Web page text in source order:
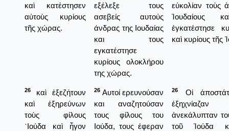
καὶ κατέστησεν
αὐτοὺς κυρίους
τῆς χώρας.
εξέλεξε τους
ασεβείς αυτούς
άνδρας της Ιουδαίας
και τους
εγκατέστησε
κυρίους ολοκλήρου
της χώρας.
εὐκολίαν τοὺς
Ἰουδαίους
ἐγκατέστησε
καὶ κυρίους τῆς
26
καὶ ἐξεζήτουν
καὶ ἐξηρεύνων
τοὺς φίλους
᾿Ιούδα καὶ ἦγον
26 Αυτοί ερευνούσαν
και αναζητούσαν
τους φίλους του
Ιούδα, τους έφεραν
26
Οἱ
ἀνεκάλυπταν
τοῦ Ἰούδα